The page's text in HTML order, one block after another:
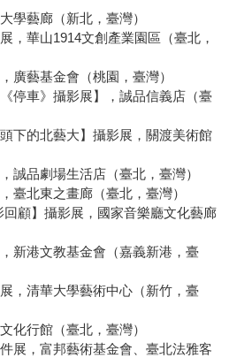
學藝廊（新北，臺灣）
，華山1914文創產業園區（臺北，
廣藝基金會（桃園，臺灣）
停車》攝影展】，誠品信義店（臺
下的北藝大】攝影展，關渡美術館
誠品劇場生活店（臺北，臺灣）
臺北東之畫廊（臺北，臺灣）
回顧】攝影展，國家音樂廳文化藝廊
新港文教基金會（嘉義新港，臺
，清華大學藝術中心（新竹，臺
化行館（臺北，臺灣）
展，富邦藝術基金會、臺北法雅客